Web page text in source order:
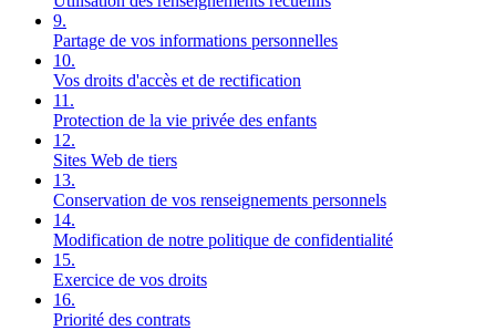
9.
Partage de vos informations personnelles
10.
Vos droits d'accès et de rectification
11.
Protection de la vie privée des enfants
12.
Sites Web de tiers
13.
Conservation de vos renseignements personnels
14.
Modification de notre politique de confidentialité
15.
Exercice de vos droits
16.
Priorité des contrats